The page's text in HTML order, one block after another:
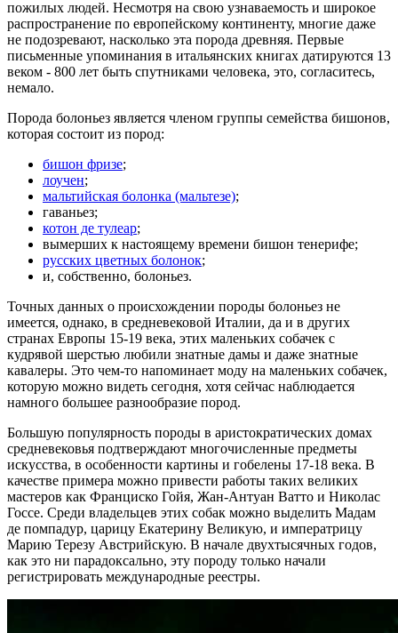
пожилых людей. Несмотря на свою узнаваемость и широкое
распространение по европейскому континенту, многие даже
не подозревают, насколько эта порода древняя. Первые
письменные упоминания в итальянских книгах датируются 13
веком - 800 лет быть спутниками человека, это, согласитесь,
немало.
Порода болоньез является членом группы семейства бишонов,
которая состоит из пород:
бишон фризе;
лоучен;
мальтийская болонка (мальтезе);
гаваньез;
котон де тулеар;
вымерших к настоящему времени бишон тенерифе;
русских цветных болонок;
и, собственно, болоньез.
Точных данных о происхождении породы болоньез не
имеется, однако, в средневековой Италии, да и в других
странах Европы 15-19 века, этих маленьких собачек с
кудрявой шерстью любили знатные дамы и даже знатные
кавалеры. Это чем-то напоминает моду на маленьких собачек,
которую можно видеть сегодня, хотя сейчас наблюдается
намного большее разнообразие пород.
Большую популярность породы в аристократических домах
средневековья подтверждают многочисленные предметы
искусства, в особенности картины и гобелены 17-18 века. В
качестве примера можно привести работы таких великих
мастеров как Франциско Гойя, Жан-Антуан Ватто и Николас
Госсе. Среди владельцев этих собак можно выделить Мадам
де помпадур, царицу Екатерину Великую, и императрицу
Марию Терезу Австрийскую. В начале двухтысячных годов,
как это ни парадоксально, эту породу только начали
регистрировать международные реестры.